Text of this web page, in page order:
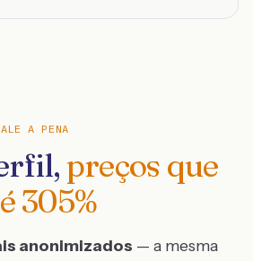
A PENA
preços que
305%
anonimizados — a mesma